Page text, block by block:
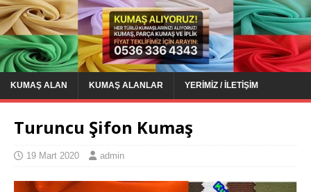
KUMAŞ ALAN KUMAŞ ALANLAR YERIMIZ / İLETIŞIM
Turuncu Şifon Kumaş
19 Mart 2020 admin